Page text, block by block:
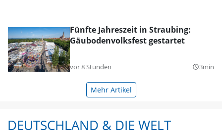
Fünfte Jahreszeit in Straubing:
Gäubodenvolksfest gestartet
vor 8 Stunden query_builder3min
Mehr Artikel
DEUTSCHLAND & DIE WELT